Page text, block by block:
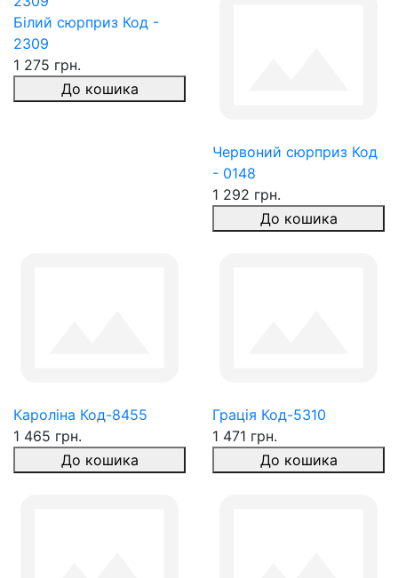
Білий сюрприз Код -
2309
1 275 грн.
До кошика
Червоний сюрприз Код
- 0148
1 292 грн.
До кошика
Кароліна Код-8455
1 465 грн.
До кошика
Грація Код-5310
1 471 грн.
До кошика